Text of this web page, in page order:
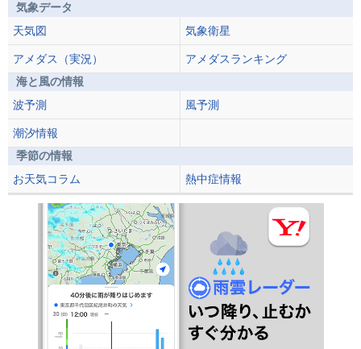
気象データ
天気図
気象衛星
アメダス（実況）
アメダスランキング
海と風の情報
波予測
風予測
潮汐情報
季節の情報
お天気コラム
熱中症情報